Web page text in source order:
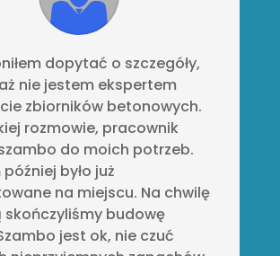
dopytać o szczegóły,
nie jestem ekspertem
zbiorników betonowych.
rozmowie, pracownik
do moich potrzeb.
było już
na miejscu. Na chwilę
skończyliśmy budowę
jest ok, nie czuć